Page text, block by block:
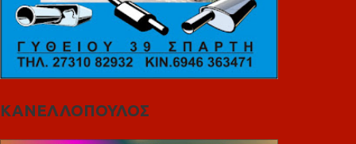
ΚΑΝΕΛΛΟΠΟΥΛΟΣ